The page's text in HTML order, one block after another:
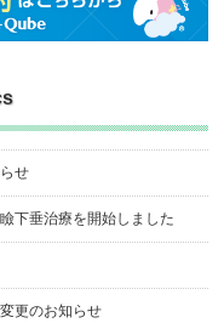
せ
下垂治療を開始しました
更のお知らせ